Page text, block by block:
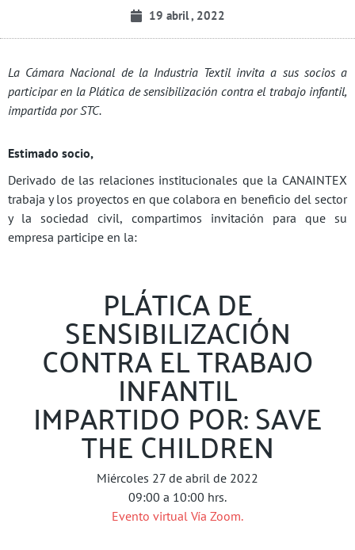
19 abril , 2022
La Cámara Nacional de la Industria Textil invita a sus socios a
participar en la Plática de sensibilización contra el trabajo infantil,
impartida por STC.
Estimado socio,
Derivado de las relaciones institucionales que la CANAINTEX
trabaja y los proyectos en que colabora en beneficio del sector
y la sociedad civil, compartimos invitación para que su
empresa participe en la:
PLÁTICA DE
SENSIBILIZACIÓN
CONTRA EL TRABAJO
INFANTIL
IMPARTIDO POR: SAVE
THE CHILDREN
Miércoles 27 de abril de 2022
09:00 a 10:00 hrs.
Evento virtual Vía Zoom.